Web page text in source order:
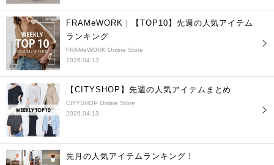
FRAMeWORK｜【TOP10】先週の人気アイテム
ランキング
FRAMeWORK Online Store
2026.04.13
【CITYSHOP】先週の人気アイテムまとめ
CITYSHOP Online Store
2026.04.13
先月の人気アイテムランキング！